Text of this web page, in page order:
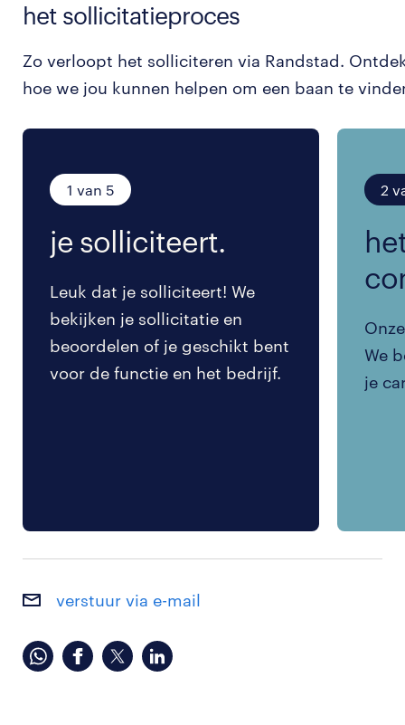
het sollicitatieproces
Zo verloopt het solliciteren via Randstad.
hoe we jou kunnen helpen om een baan te
1 van 5
je solliciteert.
Leuk dat je solliciteert! We
bekijken je sollicitatie en
beoordelen of je geschikt bent
voor de functie en het bedrijf.
2
We
je
verstuur via e-mail